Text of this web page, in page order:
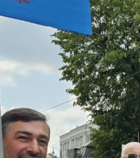
органов